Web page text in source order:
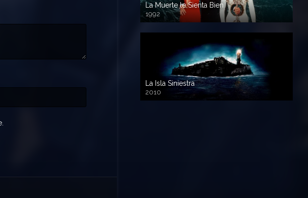
La Muerte le Sienta Bien
1992
720p HD
La Isla Siniestra
2010
720p HD